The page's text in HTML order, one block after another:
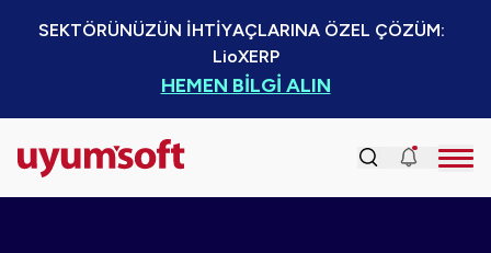
SEKTÖRÜNÜZÜN İHTİYAÇLARINA ÖZEL ÇÖZÜM:
LioXERP
HEMEN BİLGİ ALIN